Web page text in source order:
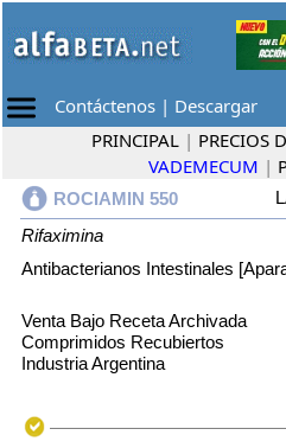
Contáctenos | Descargar
PRINCIPAL | PRECIOS
VADEMECUM |
ROCIAMIN 550
Rifaximina
Antibacterianos Intestinales
Venta Bajo Receta Archivada
Comprimidos Recubiertos
Industria Argentina